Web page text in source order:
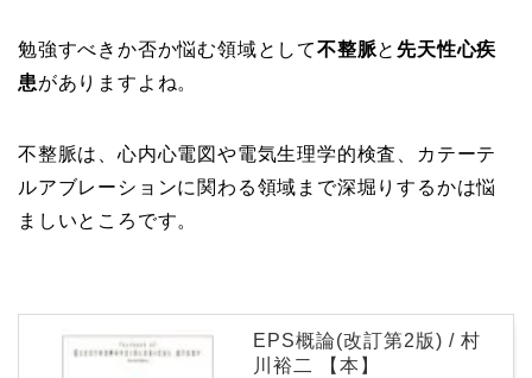
勉強すべきか否か悩む領域として不整脈と 先天性心疾
患がありますよね。
不整脈は、心内心電図や電気生理学的検査、カテーテ
ルアブレーションに関わる領域まで深堀りするかは悩
ましいところです。
EPS概論(改訂第2版) / 村
川裕二 【本】